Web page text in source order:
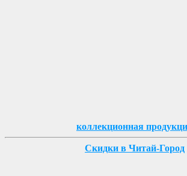
коллекционная
Скидки в Читай-Город